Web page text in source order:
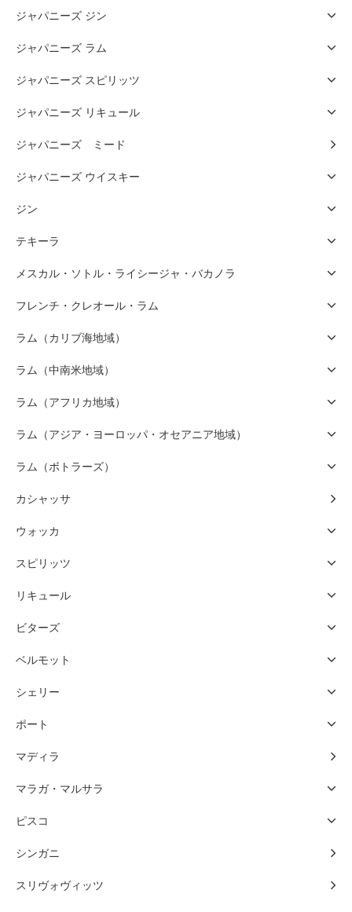
ジャパニーズ ジン
ジャパニーズ ラム
ジャパニーズ スピリッツ
ジャパニーズ リキュール
ジャパニーズ ミード
ジャパニーズ ウイスキー
ジン
テキーラ
メスカル・ソトル・ライシージャ・バカノラ
フレンチ・クレオール・ラム
ラム（カリブ海地域）
ラム（中南米地域）
ラム（アフリカ地域）
ラム（アジア・ヨーロッパ・オセアニア地域）
ラム（ボトラーズ）
カシャッサ
ウォッカ
スピリッツ
リキュール
ビターズ
ベルモット
シェリー
ポート
マディラ
マラガ・マルサラ
ピスコ
シンガニ
スリヴォヴィッツ